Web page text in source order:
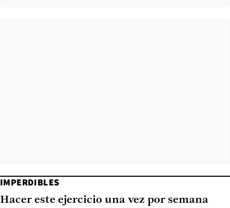
IMPERDIBLES
Hacer este ejercicio una vez por semana